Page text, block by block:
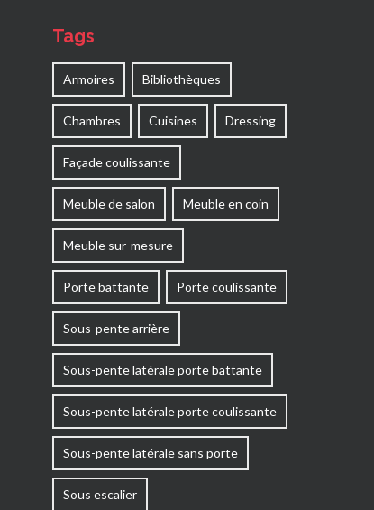
Tags
Armoires Bibliothèques
Chambres Cuisines Dressing
Façade coulissante
Meuble de salon Meuble en coin
Meuble sur-mesure
Porte battante Porte coulissante
Sous-pente arrière
Sous-pente latérale porte battante
Sous-pente latérale porte coulissante
Sous-pente latérale sans porte
Sous escalier